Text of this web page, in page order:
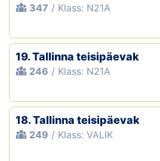
347 / Klass: N21A
19. Tallinna teisipäevak
246 / Klass: N21A
18. Tallinna teisipäevak
249 / Klass: VALIK